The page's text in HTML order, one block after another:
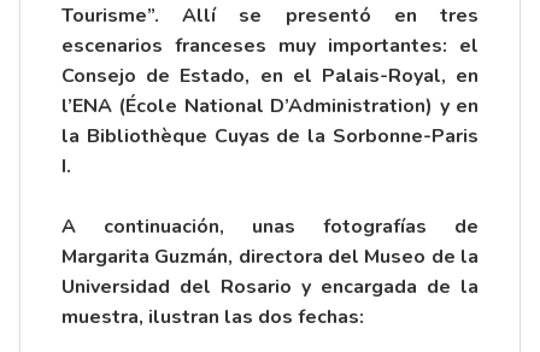
Tourisme”. Allí se presentó en tres
escenarios franceses muy importantes: el
Consejo de Estado, en el Palais-Royal, en
l’ENA (École National D’Administration) y en
la Bibliothèque Cuyas de la Sorbonne-Paris
I.
A continuación, unas fotografías de
Margarita Guzmán, directora del Museo de la
Universidad del Rosario y encargada de la
muestra, ilustran las dos fechas: